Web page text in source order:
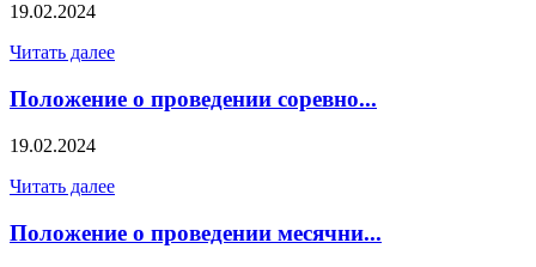
19.02.2024
Читать далее
Положение о проведении соревно...
19.02.2024
Читать далее
Положение о проведении месячни...